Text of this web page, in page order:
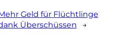
Geld für Flüchtlinge
Überschüssen
→